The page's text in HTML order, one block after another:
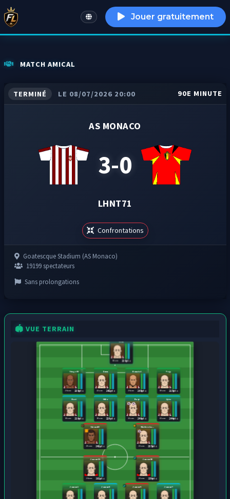
English Jouer gratuitement
MATCH AMICAL
TERMINÉ LE 08/07/2026 20:00 90E MINUTE
AS MONACO
3-0
LHNT71
Confrontations
Goatescque Stadium (AS Monaco)
19199 spectateurs
Sans prolongations
🏟️ VUE TERRAIN
236 pts
18 ans
Singo W
236 pts
26 ans
Duvu
242 pts
22 ans
Konate I
268 pts
26 ans
Fejy
215 pts
19 ans
Bari
216 pts
19 ans
Hifo
220 pts
19 ans
Rapi
246 pts
22 ans
Jyta
244 pts
23 ans
Giroud O
242 pts
25 ans
Matheo La...
235 pts
23 ans
Joueur2 Joueur8 Joueur9 Joueur7
Joueur11
161 pts
26 ans
Joueur10
156 pts
23 ans